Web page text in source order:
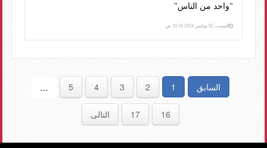
"واحد من الناس"
السبت، 02 نوفمبر 2024 10:10 ص
السابق 1
2
3
4
5
…
16
17 التالى